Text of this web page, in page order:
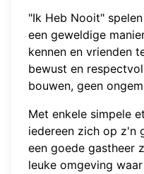
"Ik Heb Nooit"
een geweldige
kennen en vrienden
bewust en
bouwen, geen
Met enkele simpele
iedereen zich op z'n
een goede gastheer
leuke omgeving